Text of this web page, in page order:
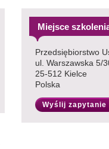
Miejsce
Przedsiębiorstwo
ul. Warszawska 5/
25-512 Kielce
Polska
Wyślij zapytanie